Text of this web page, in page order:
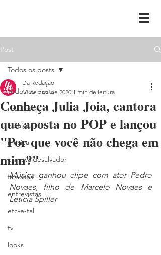
Post
Todos os posts
realities
ih,miga
música
carnavaldesalvador
famosos
entrevistas
etc-e-tal
tv
looks
Todos os posts
Conheça Julia Joia, cantora
que aposta no POP e lançou
"Por que você não chega em
mim?"
Da Redação
18 de nov. de 2020 1 min de leitura
Música ganhou clipe com ator Pedro
Novaes, filho de Marcelo Novaes e
Letícia Spiller